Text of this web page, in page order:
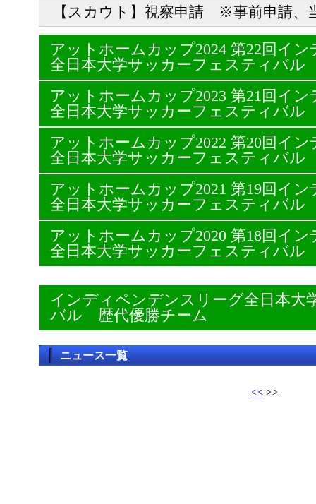
【スカウト】視察申請 ※事前申請、
アットホームカップ2024 第22回イ
全日本大学サッカーフェスティバル
アットホームカップ2023 第21回イ
全日本大学サッカーフェスティバル
アットホームカップ2022 第20回イ
全日本大学サッカーフェスティバル
アットホームカップ2021 第19回イ
全日本大学サッカーフェスティバル
アットホームカップ2020 第18回イ
全日本大学サッカーフェスティバル
インディペンデンスリーグ全日本大
バル 歴代優勝チーム
ニュース一覧
<< >>